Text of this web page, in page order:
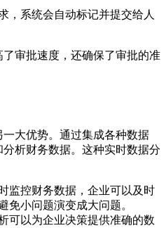
，系统会自动标记并提交给人
审批速度，还确保了审批的准
大优势。通过集成各种数据
析财务数据。这种实时数据分
监控财务数据，企业可以及时
免小问题演变成大问题。
可以为企业决策提供准确的数